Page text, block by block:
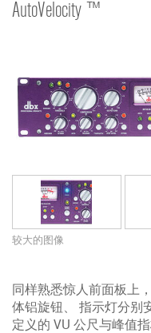
AutoVelocity ™
较大的图像
同样熟悉惊人前面板上
体铝旋钮、 指示灯分别
定义的 VU 公尺与峰值